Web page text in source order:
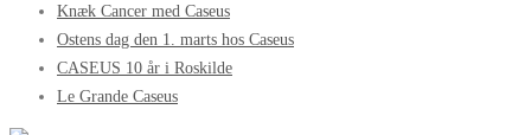
Knæk Cancer med Caseus
Ostens dag den 1. marts hos Caseus
CASEUS 10 år i Roskilde
Le Grande Caseus